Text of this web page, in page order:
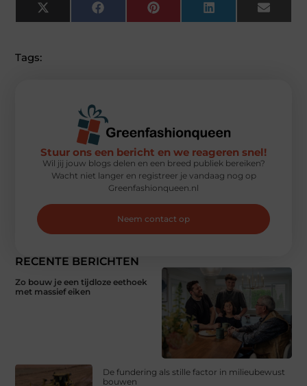
X
(Twitter)
FacebookPinterest LinkedIn Email
Tags:
RECENTE BERICHTEN
Zo bouw je een tijdloze eethoek
met massief eiken
De fundering als stille factor in milieubewust
bouwen
Stuur ons een bericht en we reageren snel!
Wil jij jouw blogs delen en een breed publiek bereiken?
Wacht niet langer en registreer je vandaag nog op
Greenfashionqueen.nl
Neem contact op